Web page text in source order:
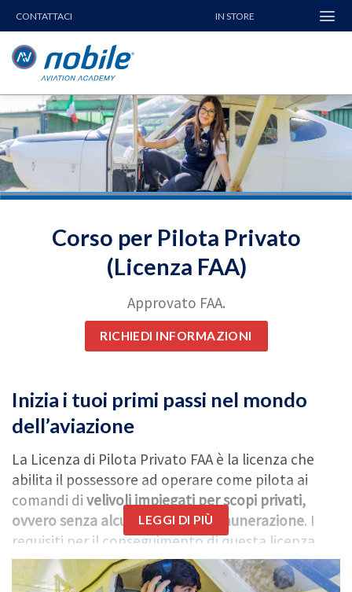
to
content
CONTATTACI IN STORE
Corso per Pilota Privato
(Licenza FAA)
Approvato FAA.
RICHIEDI INFORMAZIONI
Inizia i tuoi primi passi nel mondo
dell’aviazione
La Licenza di Pilota Privato FAA è la licenza che
abilita il possessore ad operare come pilota ai
comandi di velivoli impiegati per scopi privati,
ovvero senza alcuna forma di remunerazione. I
requisiti per il conseguimento di questa licenza
sono stabiliti dall’Amministrazione dell’Aviazione
Federale (FAA).
LEGGI DI PIÙ